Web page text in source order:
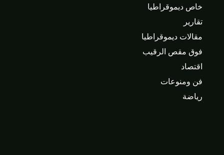
خاص ديموقراطيا
تقارير
مقالات ديموقراطيا
فوق مقص الرقيب
اقتصاد
فن ومنوعات
رياضة